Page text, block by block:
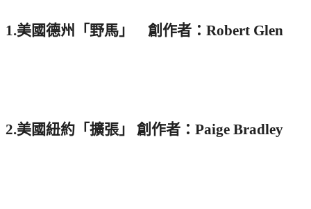
1.美國德州「野馬」 創作者：Robert Glen
2.美國紐約「擴張」 創作者：Paige Bradley